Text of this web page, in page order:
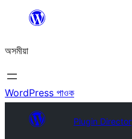
বিষয়বস্তুলৈ
যাওক
অসমীয়া
WordPress পাওক
Plugin